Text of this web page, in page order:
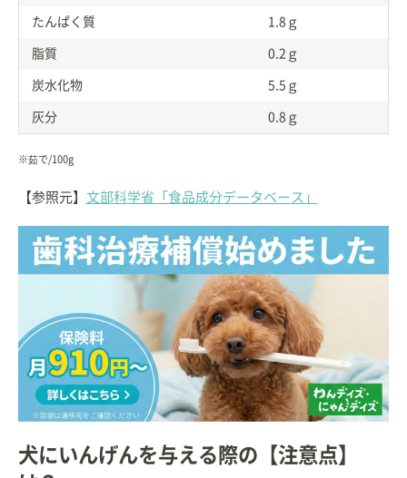
たんぱく質 1.8ｇ
脂質 0.2ｇ
炭水化物 5.5ｇ
灰分 0.8ｇ
※茹で/100g
【参照元】 文部科学省「食品成分データベース」
犬にいんげんを与える際の【注意点】